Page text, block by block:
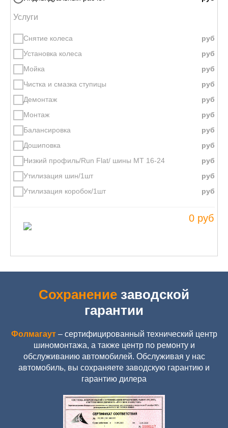
Услуги
Снятие колеса
Установка колеса
Мойка
Чистка и смазка ступицы
Демонтаж
Монтаж
Балансировка
Дошиповка
Низкий профиль/Run Flat/ шины МТ 16-24
Утилизация шин/1шт
Утилизация коробок/1шт
Сохранение заводской
гарантии
Фолмагаут – сертифицированный технический центр
шиномонтажа, а также центр по ремонту и
обслуживанию автомобилей. Обслуживая у нас
автомобиль, вы сохраняете заводскую гарантию и
гарантию дилера